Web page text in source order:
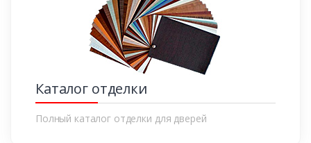
Каталог отделки
Полный каталог отделки для дверей